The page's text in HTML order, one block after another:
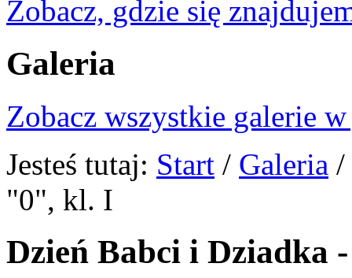
Zobacz, gdzie się
Galeria
Zobacz wszystkie galerie
Jesteś tutaj: Start / Galeria /
"0", kl. I
Dzień Babci i Dziadka